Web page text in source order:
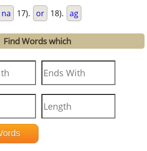
na 17). or 18). ag
Find Words which